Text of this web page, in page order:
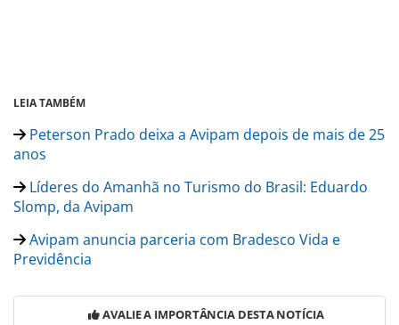
LEIA TAMBÉM
Peterson Prado deixa a Avipam depois de mais de 25
anos
Líderes do Amanhã no Turismo do Brasil: Eduardo
Slomp, da Avipam
Avipam anuncia parceria com Bradesco Vida e
Previdência
AVALIE A IMPORTÂNCIA DESTA NOTÍCIA